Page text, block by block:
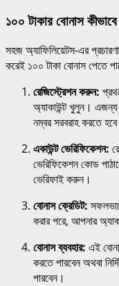
১০০ টাকার বোনাস
সহজ অ্যাফিলিয়েটস-এর
করেই ১০০ টাকা বোনাস পেতে
রেজিস্ট্রেশন করুন:
অ্যাকাউন্ট খুলুন। এজন্য
নম্বর সরবরাহ করতে
একাউন্ট ভেরিফিকেশন:
ভেরিফিকেশন কোড
ভেরিফাই করুন।
বোনাস ক্রেডিট:
করার পরে, আপনার
বোনাস ব্যবহার: এই
করতে পারবেন অথবা
পারবেন।